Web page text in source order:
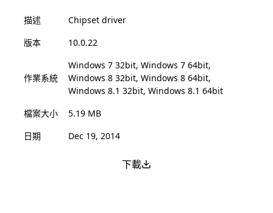
描述
Chipset driver
版本
10.0.22
作業系統
Windows 7 32bit, Windows 7 64bit,
Windows 8 32bit, Windows 8 64bit,
Windows 8.1 32bit, Windows 8.1 64bit
檔案大小
5.19 MB
日期
Dec 19, 2014
下載